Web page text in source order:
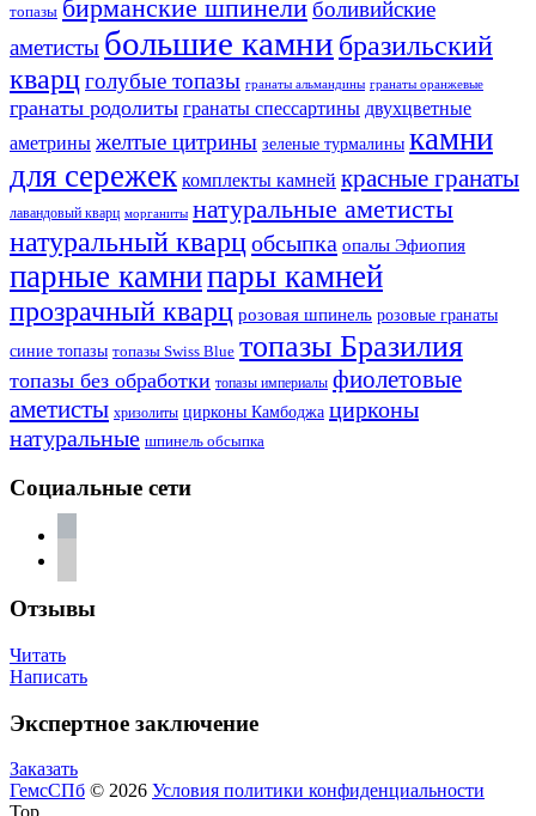
топазы бирманские шпинелиболивийские
аметисты большие камни бразильский
кварцголубые топазы гранаты альмандины гранаты оранжевые
гранаты родолиты гранаты спессартины двухцветные
аметрины желтые цитрины зеленые турмалины камни
для сережек комплекты камней красные гранаты
лавандовый кварц морганиты натуральные аметисты
натуральный кварцобсыпка опалы Эфиопия
парные камнипары камней
прозрачный кварц розовая шпинель розовые гранаты
синие топазы топазы Swiss Blue топазы Бразилия
топазы без обработки топазы империалы фиолетовые
аметисты хризолиты цирконы Камбоджа цирконы
натуральные шпинель обсыпка
Социальные сети
Отзывы
Читать
Написать
Экспертное заключение
Заказать
ГемсСПб © 2026 Условия политики конфиденциальности